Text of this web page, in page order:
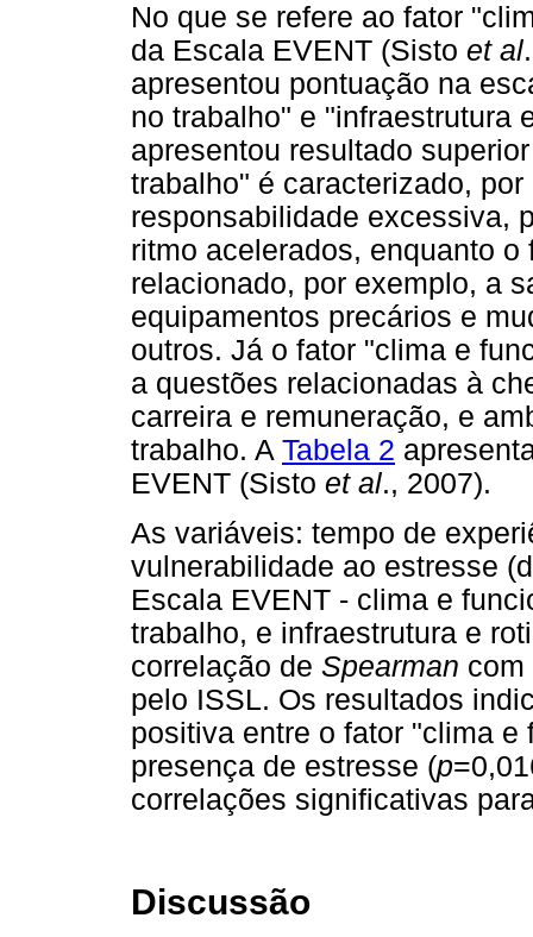
No que se refere ao fator
da Escala EVENT (Sisto et al
apresentou pontuação na
no trabalho" e "infraestrutura
apresentou resultado
trabalho" é caracterizado,
responsabilidade excessiva,
ritmo acelerados, enquanto
relacionado, por exemplo, a
equipamentos precários e
outros. Já o fator "clima e
a questões relacionadas à
carreira e remuneração, e
trabalho. A Tabela 2
EVENT (Sisto et al., 2007).
As variáveis: tempo de
vulnerabilidade ao estresse
Escala EVENT - clima e
trabalho, e infraestrutura e
correlação de Spearman com
pelo ISSL. Os resultados
positiva entre o fator "clima
presença de estresse (p
correlações significativas
Discussão